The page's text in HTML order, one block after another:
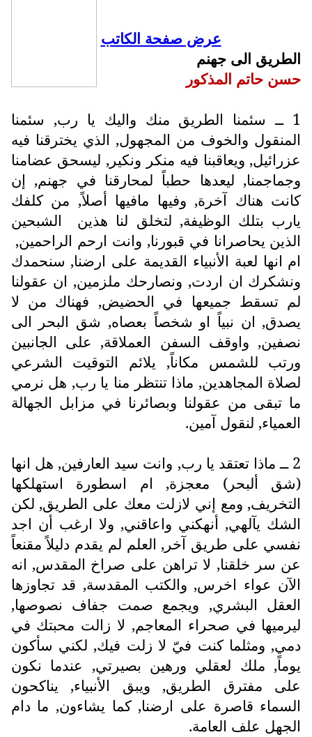
عرض صفحة الكاتب
الطريق الى جهنم
حسن حاتم المذكور
1 ــ سئمنا الطريق منك واليك يا رب, سئمنا
المنقول والخوف من المجهول, الذي يخترقنا فيه
عزرائيل, ويعاقبنا فيه منكر ونكير, ليسحق عضامنا
وجماجمنا, ليعدها حطباً لمحارقنا في جهنم, إن
كانت هناك آخرة, وفيها مافيها أصلاً, من كلفك
يارب بتلك الوظيفة, لتخلق لنا هذين
الشبحين
الذين يحاصرانا في قبورنا, وانت ارحم الراحمين,
ام انها لعبة الأنبياء القديمة على ارضنا, سنحمدك
ونشكرك ان اردت, ونصارحك ملزمين, ان عقولنا
لم تسقط جميعها في الحضيض, فهناك من لا
يصدق, ان نبياً او شخصاً بعصاه, شق البحر الى
نصفين, واوقف السفن العملاقة, على الجانبين
ورتب للشمس مكاناً, يلائم التوقيت الشرعي
لصلاة المجاهدين, ماذا تنتظر منا يا رب, هل نرمي
ما تبقى من عقولنا وبصائرنا في مزابل الجهالة
العمياء, لنقول آمين.
2 ــ ماذا تعتقد يا رب, وانت سيد العارفين, هل انها
(شق ألبحر) معجزة, ام اسطورة استهلكها
التخريف, ومع إني لازلت معك على الطريق, لكن
الشك يآلهي, أنهكني واعاقني, ولا ارغب أن اجد
نفسي على طريق آخر, العلم لم يقدم دليلاً مقنعاً
عن سر خلقنا, لا تراهن على صراخ المقدس, انه
الآن عواء اخرس, والكتب المقدسة, قد تجاوزها
العقل البشري, ويجمع صمت جفاف نصوصها,
ليرميها في صحراء المعاجم, لا زالت محبتك في
دمي, ومثلما كنت فيّ لا زلت فيك, لكني سأكون
يوماً, ملك لعقلي ورهين بصيرتي, عندما نكون
على مفترق الطريق, ويبق الأنبياء, يناكحون
السماء قاصرة على ارضنا, كما يشاءون, ما دام
الجهل علف العامة.